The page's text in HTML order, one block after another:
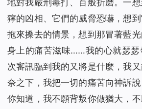
地對我嚴刑毒打、百般折磨。一
獰的凶相、它們的威脅恐嚇，想
拖來搡去的情景，想到那冒著藍
身上的痛苦滋味……我的心就瑟瑟
次審訊臨到我的又將是什麼，我
奈之下，我把一切的痛苦向神訴
你知道，我不願背叛你做猶大，